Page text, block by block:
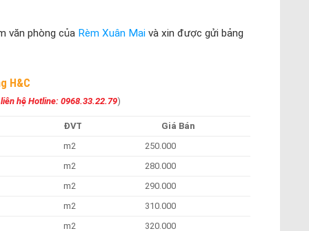
văn phòng của Rèm Xuân Mai và xin được gửi bảng
H&C
hệ Hotline: 0968.33.22.79)
ĐVT
Giá Bán
m2 250.000
m2
280.000
m2 290.000
m2
310.000
m2 320.000